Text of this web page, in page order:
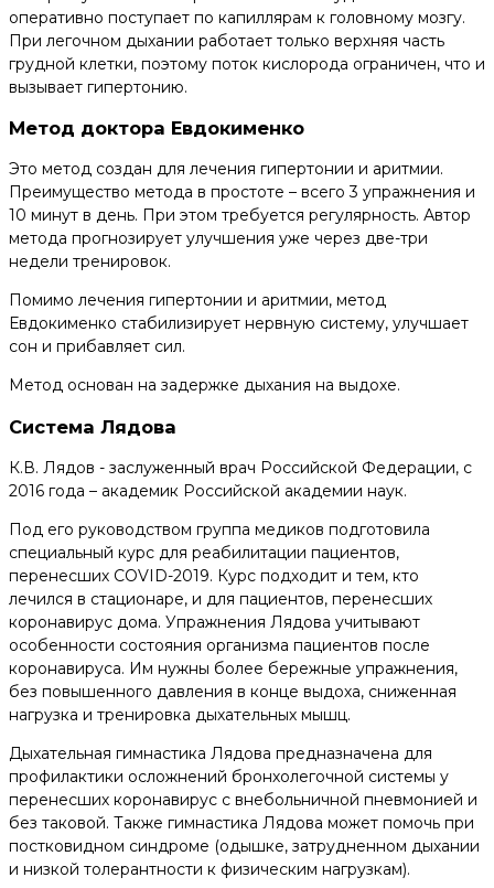
оперативно поступает по капиллярам к головному мозгу.
При легочном дыхании работает только верхняя часть
грудной клетки, поэтому поток кислорода ограничен, что и
вызывает гипертонию.
Метод доктора Евдокименко
Это метод создан для лечения гипертонии и аритмии.
Преимущество метода в простоте – всего 3 упражнения и
10 минут в день. При этом требуется регулярность. Автор
метода прогнозирует улучшения уже через две-три
недели тренировок.
Помимо лечения гипертонии и аритмии, метод
Евдокименко стабилизирует нервную систему, улучшает
сон и прибавляет сил.
Метод основан на задержке дыхания на выдохе.
Система Лядова
К.В. Лядов - заслуженный врач Российской Федерации, с
2016 года – академик Российской академии наук.
Под его руководством группа медиков подготовила
специальный курс для реабилитации пациентов,
перенесших COVID-2019. Курс подходит и тем, кто
лечился в стационаре, и для пациентов, перенесших
коронавирус дома. Упражнения Лядова учитывают
особенности состояния организма пациентов после
коронавируса. Им нужны более бережные упражнения,
без повышенного давления в конце выдоха, сниженная
нагрузка и тренировка дыхательных мышц.
Дыхательная гимнастика Лядова предназначена для
профилактики осложнений бронхолегочной системы у
перенесших коронавирус с внебольничной пневмонией и
без таковой. Также гимнастика Лядова может помочь при
постковидном синдроме (одышке, затрудненном дыхании
и низкой толерантности к физическим нагрузкам).